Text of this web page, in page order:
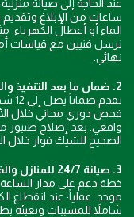
عند الحاجة إلى صيانة
ساعات من الإبلاغ
الماء أو أعطال الكهرباء.
نهائي.
2. ضمان ما بعد التنفيذ والتغطية الكاملة
واقعي: بعد إصلاح صنبور
الصحيح للشيك فوار خلال
3. صيانة 24/7 للمنازل والفيلات
خطة دعم على مدار الساعة
موحد. عملياً: عند انقطاع
شاملاً للمسببات وتعبئة بطاريات